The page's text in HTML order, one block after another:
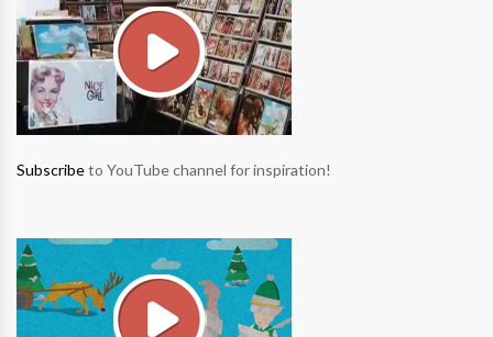
Subscribeto YouTube channel for inspiration!